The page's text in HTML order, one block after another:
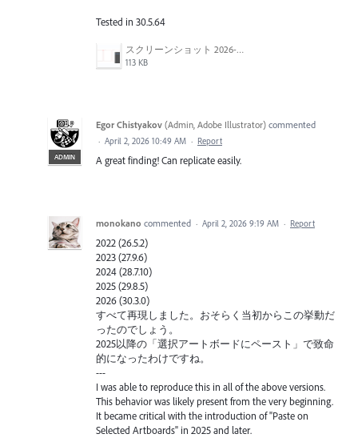
Tested in 30.5.64
スクリーンショット 2026-04-27 10.29.49.png
113 KB
ADMIN
Egor Chistyakov (Admin, Adobe Illustrator) commented
· April 2, 2026 10:49 AM · Report
A great finding! Can replicate easily.
monokano commented · April 2, 2026 9:19 AM · Report
2022 (26.5.2)
2023 (27.9.6)
2024 (28.7.10)
2025 (29.8.5)
2026 (30.3.0)
すべて再現しました。おそらく当初からこの挙動だ
ったのでしょう。
2025以降の「選択アートボードにペースト」で致命
的になったわけですね。
---
I was able to reproduce this in all of the above versions.
This behavior was likely present from the very beginning.
It became critical with the introduction of "Paste on
Selected Artboards" in 2025 and later.